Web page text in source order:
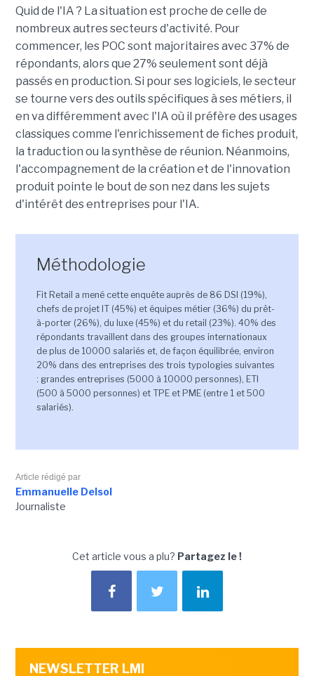
Quid de l'IA ? La situation est proche de celle de
nombreux autres secteurs d'activité. Pour
commencer, les POC sont majoritaires avec 37% de
répondants, alors que 27% seulement sont déjà
passés en production. Si pour ses logiciels, le secteur
se tourne vers des outils spécifiques à ses métiers, il
en va différemment avec l'IA où il préfère des usages
classiques comme l'enrichissement de fiches produit,
la traduction ou la synthèse de réunion. Néanmoins,
l'accompagnement de la création et de l'innovation
produit pointe le bout de son nez dans les sujets
d'intérêt des entreprises pour l'IA.
Méthodologie
Fit Retail a mené cette enquête auprès de 86 DSI (19%),
chefs de projet IT (45%) et équipes métier (36%) du prêt-
à-porter (26%), du luxe (45%) et du retail (23%). 40% des
répondants travaillent dans des groupes internationaux
de plus de 10000 salariés et, de façon équilibrée, environ
20% dans des entreprises des trois typologies suivantes
: grandes entreprises (5000 à 10000 personnes), ETI
(500 à 5000 personnes) et TPE et PME (entre 1 et 500
salariés).
Article rédigé par
Emmanuelle Delsol
Journaliste
Cet article vous a plu? Partagez le !
NEWSLETTER LMI